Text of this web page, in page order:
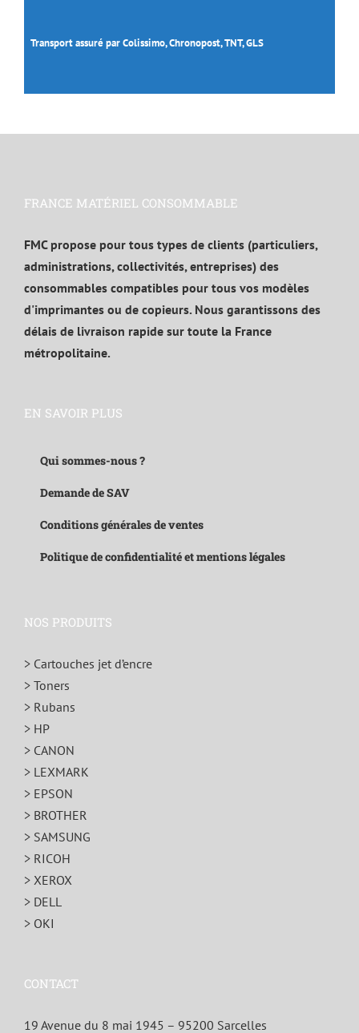
Transport assuré par Colissimo, Chronopost, TNT, GLS
FRANCE MATÉRIEL CONSOMMABLE
FMC propose pour tous types de clients (particuliers,
administrations, collectivités, entreprises) des
consommables compatibles pour tous vos modèles
d'imprimantes ou de copieurs. Nous garantissons des
délais de livraison rapide sur toute la France
métropolitaine.
EN SAVOIR PLUS
Qui sommes-nous ?
Demande de SAV
Conditions générales de ventes
Politique de confidentialité et mentions légales
NOS PRODUITS
> Cartouches jet d’encre
> Toners
> Rubans
> HP
> CANON
> LEXMARK
> EPSON
> BROTHER
> SAMSUNG
> RICOH
> XEROX
> DELL
> OKI
CONTACT
19 Avenue du 8 mai 1945 – 95200 Sarcelles